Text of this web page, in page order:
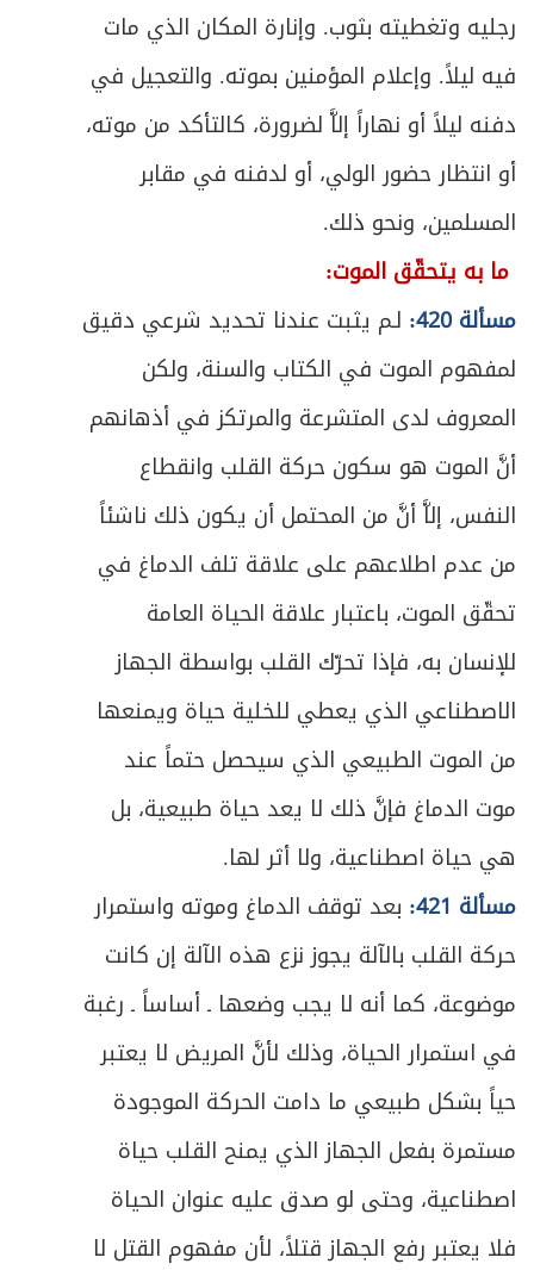
رجليه وتغطيته بثوب. وإنارة المكان الذي مات
فيه ليلاً. وإعلام المؤمنين بموته. والتعجيل في
دفنه ليلاً أو نهاراً إلاَّ لضرورة، كالتأكد من موته،
أو انتظار حضور الولي، أو لدفنه في مقابر
المسلمين، ونحو ذلك.
ما به يتحقّق الموت:
مسألة 420:
لـم يثبت عندنا تحديد شرعي دقيق
لمفهوم الموت في الكتاب والسنة، ولكن
المعروف لدى المتشرعة والمرتكز في أذهانهم
أنَّ الموت هو سكون حركة القلب وانقطاع
النفس، إلاَّ أنَّ من المحتمل أن يكون ذلك ناشئاً
من عدم اطلاعهم على علاقة تلف الدماغ في
تحقّق الموت، باعتبار علاقة الحياة العامة
للإنسان به، فإذا تحرّك القلب بواسطة الجهاز
الاصطناعي الذي يعطي للخلية حياة ويمنعها
من الموت الطبيعي الذي سيحصل حتماً عند
موت الدماغ فإنَّ ذلك لا يعد حياة طبيعية، بل
هي حياة اصطناعية، ولا أثر لها.
مسألة 421:
بعد توقف الدماغ وموته واستمرار
حركة القلب بالآلة يجوز نزع هذه الآلة إن كانت
موضوعة، كما أنه لا يجب وضعها ـ أساساً ـ رغبة
في استمرار الحياة، وذلك لأنَّ المريض لا يعتبر
حياً بشكل طبيعي ما دامت الحركة الموجودة
مستمرة بفعل الجهاز الذي يمنح القلب حياة
اصطناعية، وحتى لو صدق عليه عنوان الحياة
فلا يعتبر رفع الجهاز قتلاً، لأن مفهوم القتل لا
487 تمهيد في الشروط العامة للزكاة
ص
489 المبحث الأول ـ في زكاة الأنعام
496 المبحث الثاني ـ في زكاة الغلات
ص
500 المبحث الثالث ـ في زكاة النقدين
ص 505 الفصل الثاني في مستحق الزكاة
507 المبحث الأول ـ في أصناف المستحقين
ص
510 المبحث الثاني ـ في أوصاف المستحقين
ص
513 المبحث الثالث ـ في أحكام دفع الزكاة
518 خاتمة ـ في زكاة الفطرة
ص
525 الباب الخامس - في الخمس
ص
526
529 الفصل الأول - في ما يجب فيه الخمس
ص532 المبحث الأول ـ في خمس الغنائم ونحوها
543 المبحث الثاني ـ في فاضل المؤنة
544 الأول - الأرباح
ص
547 الثاني - المؤنة المستثناة
557 الثالث ـ فائدة اتخاذ رأس السنة وكيفيته
ص
559 الرابع- خمس مال التجارة
ص
571 الخامس - كيفية تقدير الخمس